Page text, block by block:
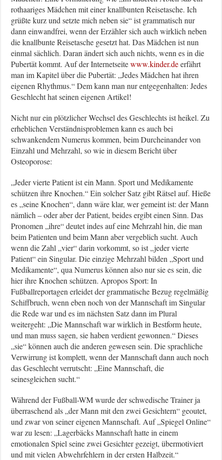
rothaariges Mädchen mit einer knallbunten Reisetasche. Ich
grüßte kurz und setzte mich neben sie“ ist grammatisch nur
dann einwandfrei, wenn der Erzähler sich auch wirklich neben
die knallbunte Reisetasche gesetzt hat. Das Mädchen ist nun
einmal sächlich. Daran ändert sich auch nichts, wenn es in die
Pubertät kommt. Auf der Internetseitewww.kinder.deerfährt
man im Kapitel über die Pubertät: „Jedes Mädchen hat ihren
eigenen Rhythmus.“ Dem kann man nur entgegenhalten: Jedes
Geschlecht hat seinen eigenen Artikel!
Nicht nur ein plötzlicher Wechsel des Geschlechts ist heikel. Zu
erheblichen Verständnisproblemen kann es auch bei
schwankendem Numerus kommen, beim Durcheinander von
Einzahl und Mehrzahl, so wie in diesem Bericht über
Osteoporose:
„Jeder vierte Patient ist ein Mann. Sport und Medikamente
schützen ihre Knochen.“ Ein solcher Satz gibt Rätsel auf. Hieße
es „seine Knochen“, dann wäre klar, wer gemeint ist: der Mann
nämlich – oder aber der Patient, beides ergibt einen Sinn. Das
Pronomen „ihre“ deutet indes auf eine Mehrzahl hin, die man
beim Patienten und beim Mann aber vergeblich sucht. Auch
wenn die Zahl „vier“ darin vorkommt, so ist „jeder vierte
Patient“ ein Singular. Die einzige Mehrzahl bilden „Sport und
Medikamente“, qua Numerus können also nur sie es sein, die
hier ihre Knochen schützen. Apropos Sport: In
Fußballreportagen erleidet der grammatische Bezug regelmäßig
Schiffbruch, wenn eben noch von der Mannschaft im Singular
die Rede war und es im nächsten Satz dann im Plural
weitergeht: „Die Mannschaft war wirklich in Bestform heute,
und man muss sagen, sie haben verdient gewonnen.“ Dieses
„sie“ können auch die anderen gewesen sein. Die sprachliche
Verwirrung ist komplett, wenn der Mannschaft dann auch noch
das Geschlecht verrutscht: „Eine Mannschaft, die
seinesgleichen sucht.“
Während der Fußball-WM wurde der schwedische Trainer ja
überraschend als „der Mann mit den zwei Gesichtern“ geoutet,
und zwar von seiner eigenen Mannschaft. Auf „Spiegel Online“
war zu lesen: „Lagerbäcks Mannschaft hatte in einem
emotionalen Spiel seine zwei Gesichter gezeigt, übermotiviert
und mit vielen Abwehrfehlern in der ersten Halbzeit.“